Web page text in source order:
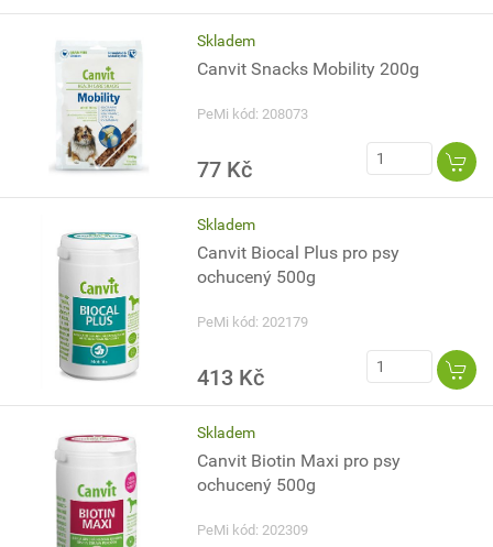
Skladem
Canvit Snacks Mobility 200g
PeMi kód: 208073
77 Kč
Skladem
Canvit Biocal Plus pro psy
ochucený 500g
PeMi kód: 202179
413 Kč
Skladem
Canvit Biotin Maxi pro psy
ochucený 500g
PeMi kód: 202309